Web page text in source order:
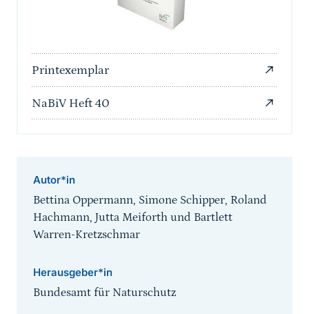
Printexemplar
NaBiV Heft 40
Autor*in
Bettina Oppermann, Simone Schipper, Roland
Hachmann, Jutta Meiforth und Bartlett
Warren-Kretzschmar
Herausgeber*in
Bundesamt für Naturschutz